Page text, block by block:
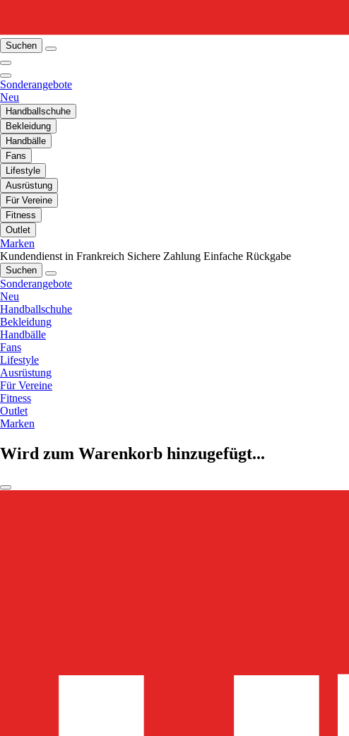
Suchen
Sonderangebote
Neu
Handballschuhe
Bekleidung
Handbälle
Fans
Lifestyle
Ausrüstung
Für Vereine
Fitness
Outlet
Marken
Kundendienst in Frankreich Sichere Zahlung Einfache Rückgabe
Suchen
Sonderangebote
Neu
Handballschuhe
Bekleidung
Handbälle
Fans
Lifestyle
Ausrüstung
Für Vereine
Fitness
Outlet
Marken
Wird zum Warenkorb hinzugefügt...